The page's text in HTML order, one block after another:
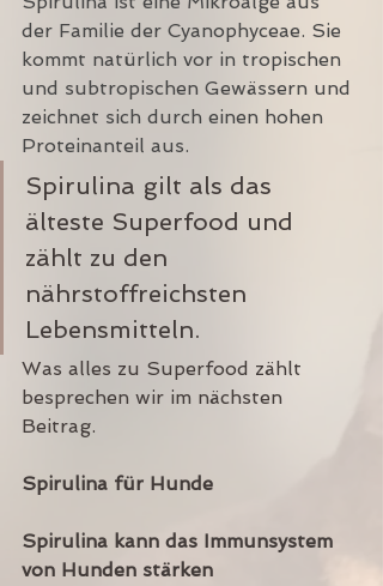
der Familie der Cyanophyceae. Sie
kommt natürlich vor in tropischen
und subtropischen Gewässern und
zeichnet sich durch einen hohen
Proteinanteil aus.
Spirulina gilt als das
älteste Superfood und
zählt zu den
nährstoffreichsten
Lebensmitteln.
Was alles zu Superfood zählt
besprechen wir im nächsten
Beitrag.
Spirulina für Hunde
Spirulina kann das Immunsystem
von Hunden stärken